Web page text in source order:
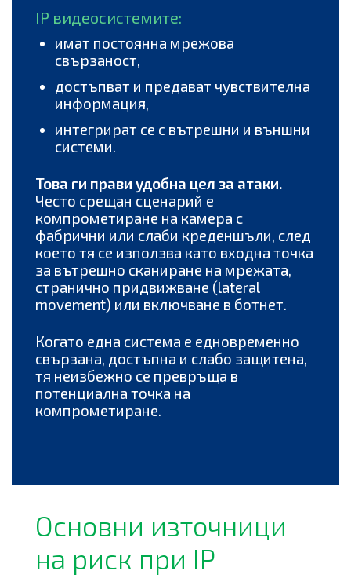
IP видеосистемите:
имат постоянна мрежова
свързаност,
достъпват и предават чувствителна
информация,
интегрират се с вътрешни и външни
системи.
Това ги прави удобна цел за атаки.
Често срещан сценарий е
компрометиране на камера с
фабрични или слаби креденшъли, след
което тя се използва като входна точка
за вътрешно сканиране на мрежата,
странично придвижване (lateral
movement) или включване в ботнет.
Когато една система е едновременно
свързана, достъпна и слабо защитена,
тя неизбежно се превръща в
потенциална точка на
компрометиране.
Основни източници
на риск при IP